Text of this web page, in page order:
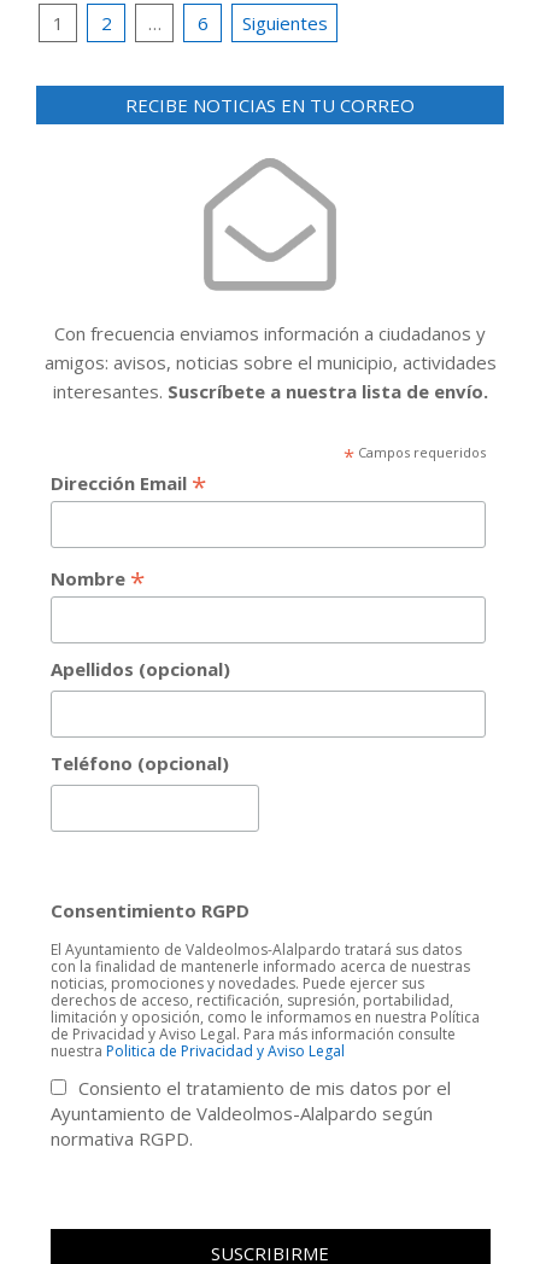
Paginación
entradas
1 2 … 6 Siguientes
RECIBE NOTICIAS EN TU CORREO
Con frecuencia enviamos información a ciudadanos y
amigos: avisos, noticias sobre el municipio, actividades
interesantes. Suscríbete a nuestra lista de envío.
*Campos requeridos
Dirección Email *
Nombre *
Apellidos (opcional)
Teléfono (opcional)
Consentimiento RGPD
El Ayuntamiento de Valdeolmos-Alalpardo tratará sus datos
con la finalidad de mantenerle informado acerca de nuestras
noticias, promociones y novedades. Puede ejercer sus
derechos de acceso, rectificación, supresión, portabilidad,
limitación y oposición, como le informamos en nuestra Política
de Privacidad y Aviso Legal. Para más información consulte
nuestra Politica de Privacidad y Aviso Legal
Consiento el tratamiento de mis datos por el
Ayuntamiento de Valdeolmos-Alalpardo según
normativa RGPD.